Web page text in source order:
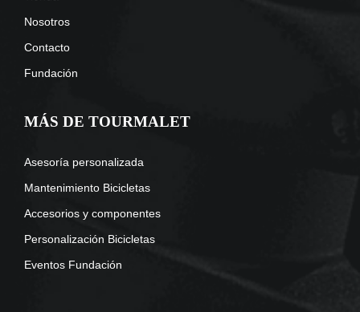
Nosotros
Contacto
Fundación
MÁS DE TOURMALET
Asesoría personalizada
Mantenimiento Bicicletas
Accesorios y componentes
Personalización Bicicletas
Eventos Fundación